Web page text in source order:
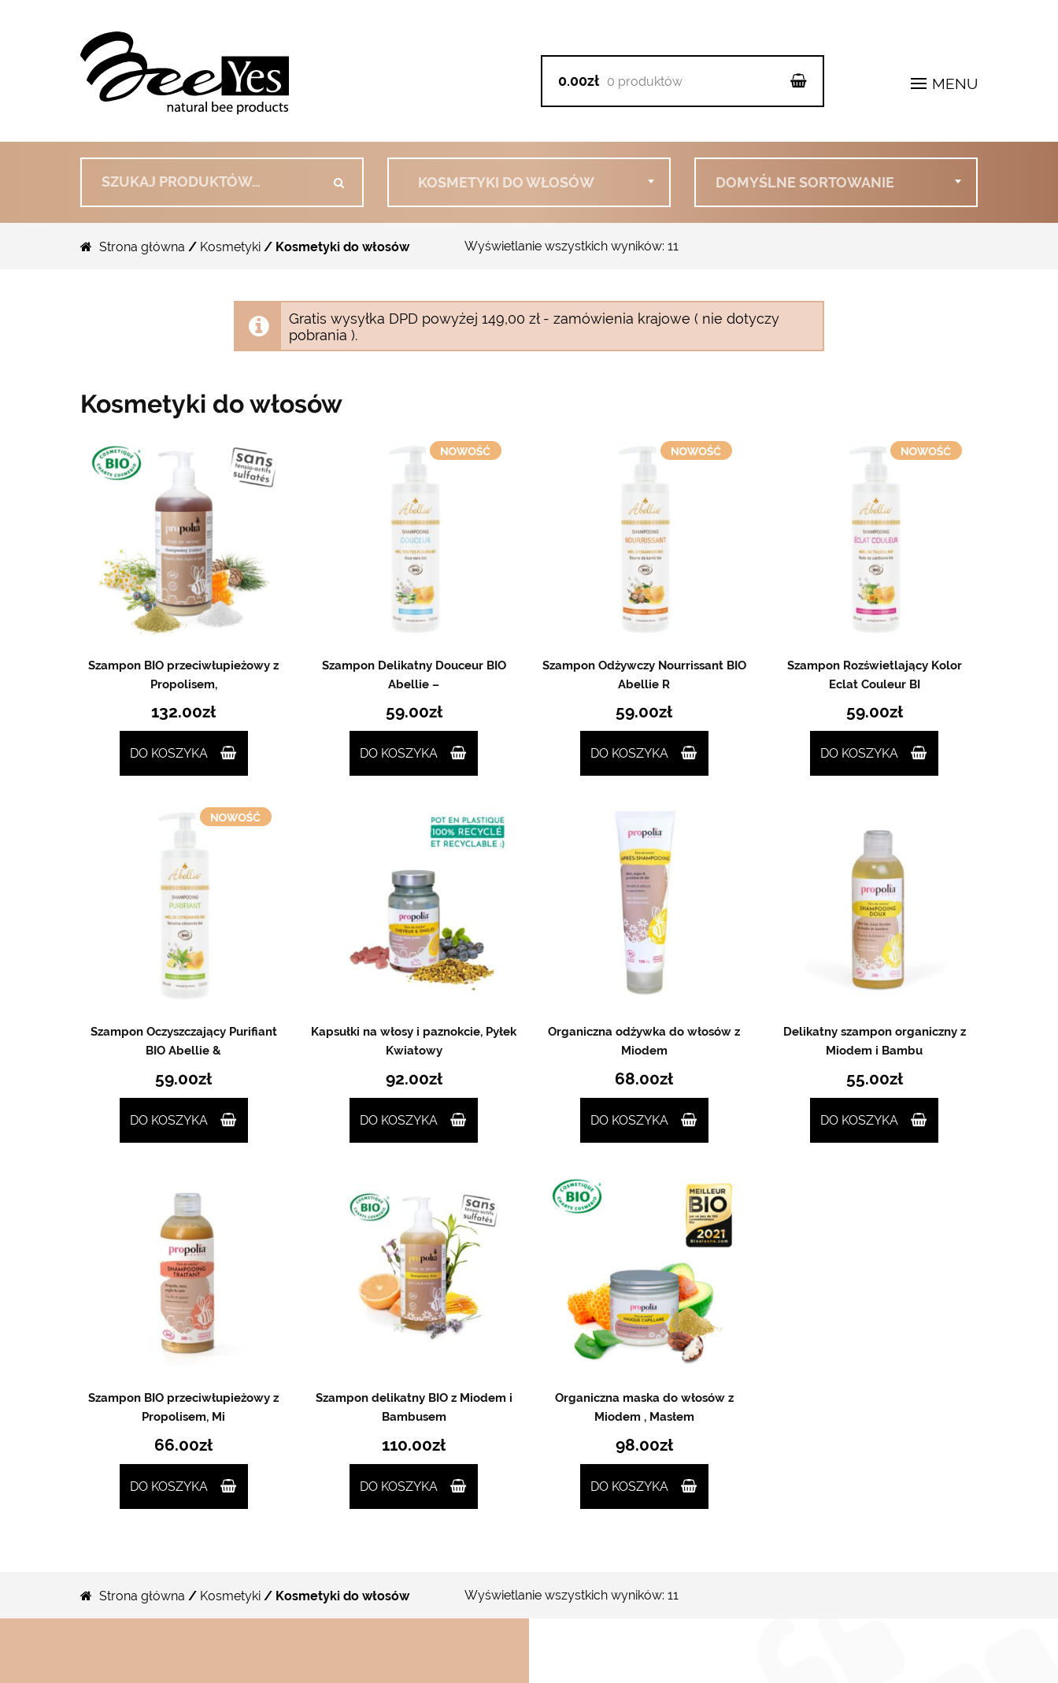
0.00zł 0 produktów MENU
KOSMETYKI DO WŁOSÓW DOMYŚLNE SORTOWANIE
Strona główna / Kosmetyki/ Kosmetyki do włosów Wyświetlanie wszystkich wyników: 11
Gratis wysyłka DPD powyżej 149,00 zł - zamówienia krajowe ( nie dotyczy
pobrania ).
Kosmetyki do włosów
Szampon BIO przeciwłupieżowy z
Propolisem,
132.00zł
DO KOSZYKA
Szampon Delikatny Douceur BIO
Abellie –
59.00zł
DO KOSZYKA
Szampon Odżywczy Nourrissant BIO
Abellie R
59.00zł
DO KOSZYKA
Szampon Rozświetlający Kolor
Eclat Couleur BI
59.00zł
DO KOSZYKA
Szampon Oczyszczający Purifiant
BIO Abellie &
59.00zł
DO KOSZYKA
Kapsułki na włosy i paznokcie, Pyłek
Kwiatowy
92.00zł
DO KOSZYKA
Organiczna odżywka do włosów z
Miodem
68.00zł
DO KOSZYKA
Delikatny szampon organiczny z
Miodem i Bambu
55.00zł
DO KOSZYKA
Szampon BIO przeciwłupieżowy z
Propolisem, Mi
66.00zł
DO KOSZYKA
Szampon delikatny BIO z Miodem i
Bambusem
110.00zł
DO KOSZYKA
Organiczna maska do włosów z
Miodem , Masłem
98.00zł
DO KOSZYKA
Strona główna / Kosmetyki/ Kosmetyki do włosów Wyświetlanie wszystkich wyników: 11